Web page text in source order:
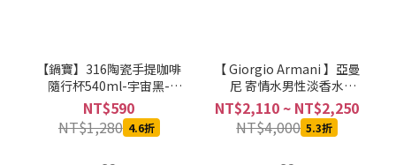
【鍋寶】316陶瓷手提咖啡
隨行杯540ml-宇宙黑-
SVCT-6540BA
NT$590
NT$1,280 4.6折
【 Giorgio Armani 】亞曼
尼 寄情水男性淡香水
100ML
NT$2,110 ~ NT$2,250
NT$4,000 5.3折